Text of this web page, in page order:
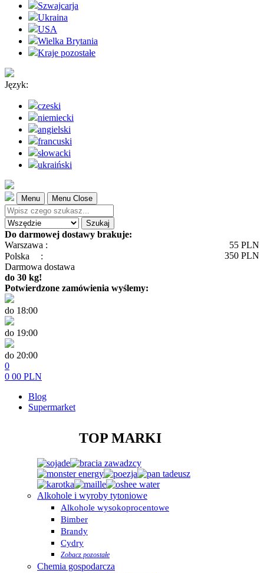
Szwajcarja
Ukraina
USA
Wielka Brytania
Kraje pozostałe
Język:
czeski
niemiecki
angielski
francuski
słowacki
ukraiński
Menu Menu Close
Szukaj
Do darmowej dostawy brakuje:
Warszawa :
55 PLN
Polska
: 350 PLN
Darmowa dostawa
do 30 kg!
Potwierdzone zamówienia wyślemy:
do 18:00
do 19:00
do 20:00
0
0 00 PLN
Blog
Supermarket
TOP MARKI
Alkohole i wyroby tytoniowe
Alkohole wysokoprocentowe
Bimber
Brandy
Cydry
Zobacz pozostałe
Chemia gospodarcza